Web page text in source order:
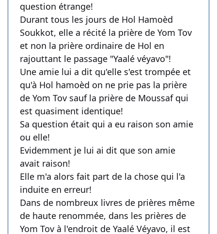
question étrange!
Durant tous les jours de Hol Hamoèd
Soukkot, elle a récité la prière de Yom Tov
et non la prière ordinaire de Hol en
rajouttant le passage "Yaalé véyavo"!
Une amie lui a dit qu'elle s'est trompée et
qu'à Hol hamoèd on ne prie pas la prière
de Yom Tov sauf la prière de Moussaf qui
est quasiment identique!
Sa question était qui a eu raison son amie
ou elle!
Evidemment je lui ai dit que son amie
avait raison!
Elle m'a alors fait part de la chose qui l'a
induite en erreur!
Dans de nombreux livres de prières même
de haute renommée, dans les prières de
Yom Tov à l'endroit de Yaalé Véyavo, il est